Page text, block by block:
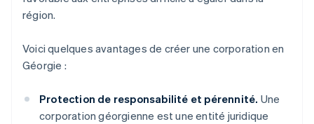
région.
Voici quelques avantages de créer une corporation en
Géorgie :
Protection de responsabilité et pérennité. Une
corporation géorgienne est une entité juridique